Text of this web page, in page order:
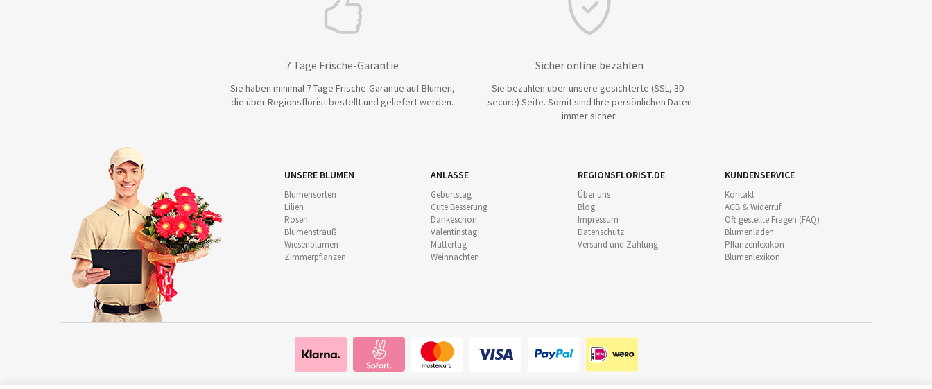
7 Tage Frische-Garantie
Sie haben minimal 7 Tage Frische-Garantie auf Blumen,
die über Regionsflorist bestellt und geliefert werden.
Sicher online bezahlen
Sie bezahlen über unsere gesichterte (SSL, 3D-
secure) Seite. Somit sind Ihre persönlichen Daten
immer sicher.
UNSERE BLUMEN
Blumensorten
Lilien
Rosen
Blumenstrauß
Wiesenblumen
Zimmerpflanzen
ANLÄSSE
Geburtstag
Gute Besserung
Dankeschön
Valentinstag
Muttertag
Weihnachten
REGIONSFLORIST.DE
Über uns
Blog
Impressum
Datenschutz
Versand und Zahlung
KUNDENSERVICE
Kontakt
AGB & Widerruf
Oft gestellte Fragen (FAQ)
Blumenladen
Pflanzenlexikon
Blumenlexikon